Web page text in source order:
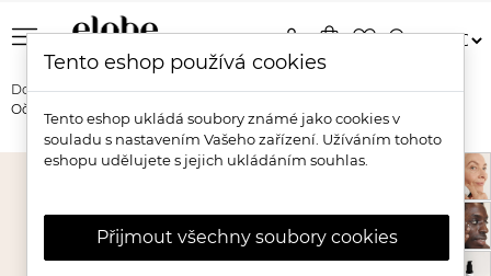
menu shopping_bagfavorite_bordersearch
person
Domů Značky Mukti Organics
Mukti Organics Age Defiance
Oční sérum
Tento eshop používá cookies
Tento eshop ukládá soubory známé jako cookies v
souladu s nastavením Vašeho zařízení. Užíváním tohoto
eshopu udělujete s jejich ukládáním souhlas.
Přijmout všechny soubory cookies